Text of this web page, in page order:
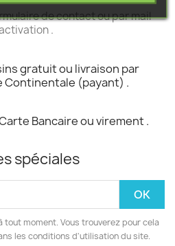
de contact ou par mail
.
gratuit ou livraison par
(payant) .
Bancaire ou virement .
spéciales
tout moment. Vous trouverez pour cela
les conditions d'utilisation du site.